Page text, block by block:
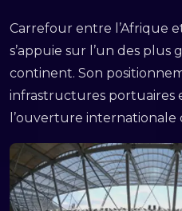
Carrefour entre l’Afrique
s’appuie sur l’un des plus
continent. Son
infrastructures portuaires
l’ouverture internationale